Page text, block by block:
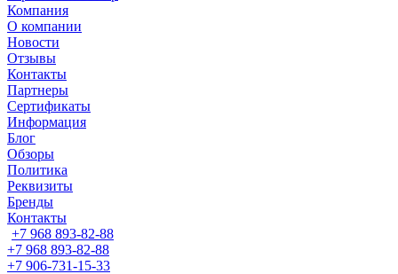
Компания
О компании
Новости
Отзывы
Контакты
Партнеры
Сертификаты
Информация
Блог
Обзоры
Политика
Реквизиты
Бренды
Контакты
+7 968 893-82-88
+7 968 893-82-88
+7 906-731-15-33